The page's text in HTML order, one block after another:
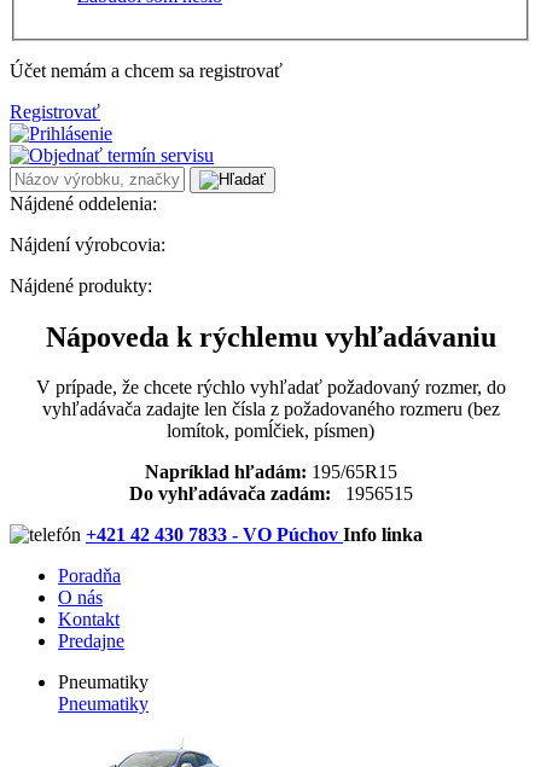
Účet nemám a chcem sa registrovať
Registrovať
Nájdené oddelenia:
Nájdení výrobcovia:
Nájdené produkty:
Nápoveda k rýchlemu vyhľadávaniu
V prípade, že chcete rýchlo vyhľadať požadovaný rozmer, do
vyhľadávača zadajte len čísla z požadovaného rozmeru (bez
lomítok, pomĺčiek, písmen)
Napríklad hľadám: 195/65R15
Do vyhľadávača zadám: 1956515
+421 42 430 7833 - VO Púchov Info linka
Poradňa
O nás
Kontakt
Predajne
Pneumatiky
Pneumatiky